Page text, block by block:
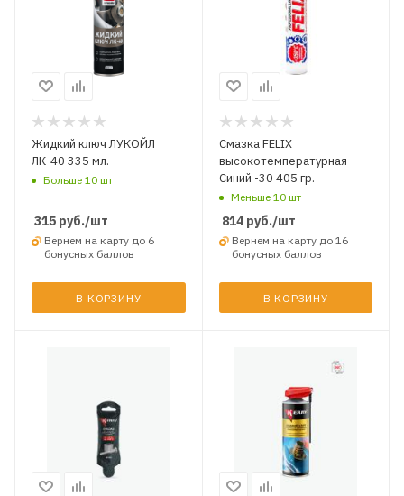
Жидкий ключ ЛУКОЙЛ
ЛК-40 335 мл.
Больше 10 шт
315 руб./шт
Вернем на карту до 6
бонусных баллов
В КОРЗИНУ
Смазка FELIX
высокотемпературная
Синий -30 405 гр.
Меньше 10 шт
814руб./шт
Вернем на карту до 16
бонусных баллов
В КОРЗИНУ